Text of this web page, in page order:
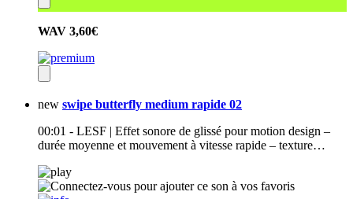
WAV 3,60€
new swipe butterfly medium rapide 02
00:01 - LESF | Effet sonore de glissé pour motion design –
durée moyenne et mouvement à vitesse rapide – texture…